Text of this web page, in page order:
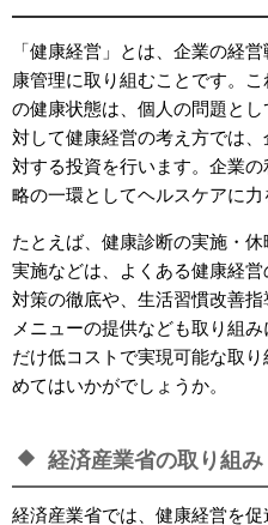
「健康経営」とは、企業の経
康管理に取り組むことです。
の健康状態は、個人の問題と
対して健康経営の考え方では
対する投資を行います。企業
略の一環としてヘルスケアに力
たとえば、健康診断の実施・
実施などは、よくある健康経
対策の徹底や、生活習慣改善
メニューの提供なども取り組
だけ低コストで実現可能な取
めてはいかがでしょうか。
経済産業省の取り組み
経済産業省では、健康経営を促